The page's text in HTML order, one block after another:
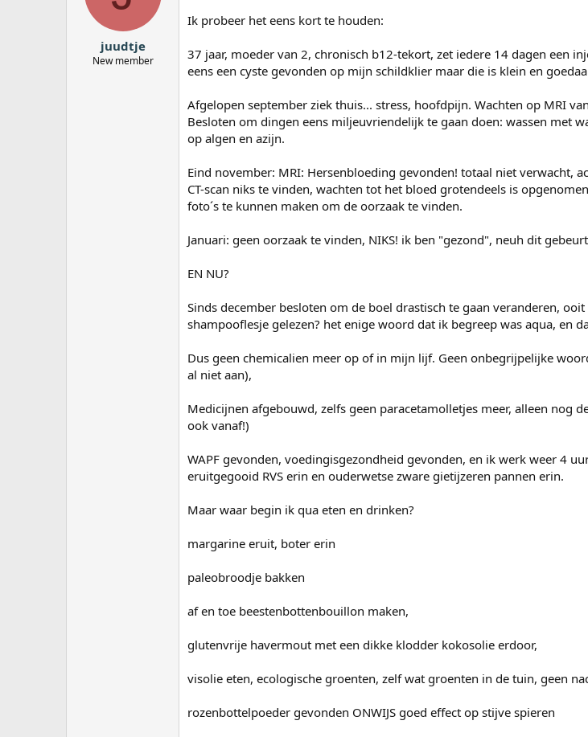
juudtje
New member
Ik probeer het eens kort te houden:
37 jaar, moeder van 2, chronisch b12-tekort, zet iedere 14 dagen een
eens een cyste gevonden op mijn schildklier maar die is klein en
Afgelopen september ziek thuis... stress, hoofdpijn. Wachten op MRI
Besloten om dingen eens miljeuvriendelijk te gaan doen: wassen met
op algen en azijn.
Eind november: MRI: Hersenbloeding gevonden! totaal niet verwacht,
CT-scan niks te vinden, wachten tot het bloed grotendeels is
foto´s te kunnen maken om de oorzaak te vinden.
Januari: geen oorzaak te vinden, NIKS! ik ben "gezond", neuh dit
EN NU?
Sinds december besloten om de boel drastisch te gaan veranderen,
shampooflesje gelezen? het enige woord dat ik begreep was aqua, en
Dus geen chemicalien meer op of in mijn lijf. Geen onbegrijpelijke
al niet aan),
Medicijnen afgebouwd, zelfs geen paracetamolletjes meer, alleen nog
ook vanaf!)
WAPF gevonden, voedingisgezondheid gevonden, en ik werk weer 4
eruitgegooid RVS erin en ouderwetse zware gietijzeren pannen erin.
Maar waar begin ik qua eten en drinken?
margarine eruit, boter erin
paleobroodje bakken
af en toe beestenbottenbouillon maken,
glutenvrije havermout met een dikke klodder kokosolie erdoor,
visolie eten, ecologische groenten, zelf wat groenten in de tuin, geen
rozenbottelpoeder gevonden ONWIJS goed effect op stijve spieren